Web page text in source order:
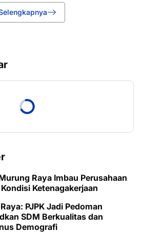
Raya Imbau Perusahaan
Ketenagakerjaan
PJPK Jadi Pedoman
SDM Berkualitas dan
Demografi